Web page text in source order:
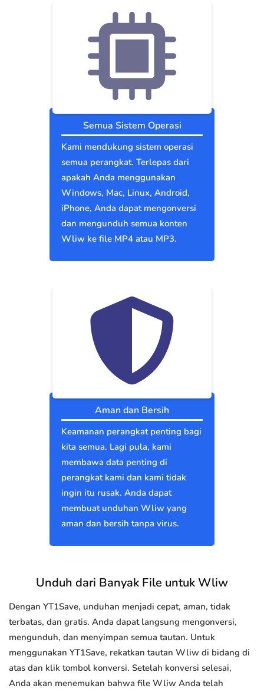
Semua Sistem Operasi
Kami mendukung sistem operasi
semua perangkat. Terlepas dari
apakah Anda menggunakan
Windows, Mac, Linux, Android,
iPhone, Anda dapat mengonversi
dan mengunduh semua konten
Wliw ke file MP4 atau MP3.
Aman dan Bersih
Keamanan perangkat penting bagi
kita semua. Lagi pula, kami
membawa data penting di
perangkat kami dan kami tidak
ingin itu rusak. Anda dapat
membuat unduhan Wliw yang
aman dan bersih tanpa virus.
Unduh dari Banyak File untuk Wliw
Dengan YT1Save, unduhan menjadi cepat, aman, tidak
terbatas, dan gratis. Anda dapat langsung mengonversi,
mengunduh, dan menyimpan semua tautan. Untuk
menggunakan YT1Save, rekatkan tautan Wliw di bidang di
atas dan klik tombol konversi. Setelah konversi selesai,
Anda akan menemukan bahwa file Wliw Anda telah